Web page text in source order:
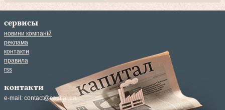
сервисы
новини компаній
реклама
контакти
правила
rss
контакти
e-mail: contact@capital.ua